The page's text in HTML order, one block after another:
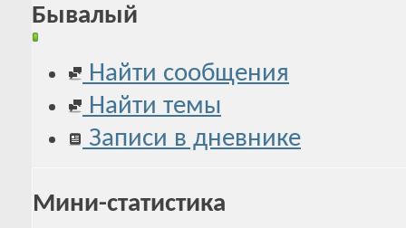
Бывалый
Найти сообщения
Найти темы
Записи в дневнике
Мини-статистика